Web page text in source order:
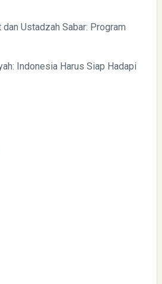
Buruh Indonesia dengan
Kepemimpinan dan
dan Ustadzah Sabar: Program
Indonesia Harus Siap Hadapi